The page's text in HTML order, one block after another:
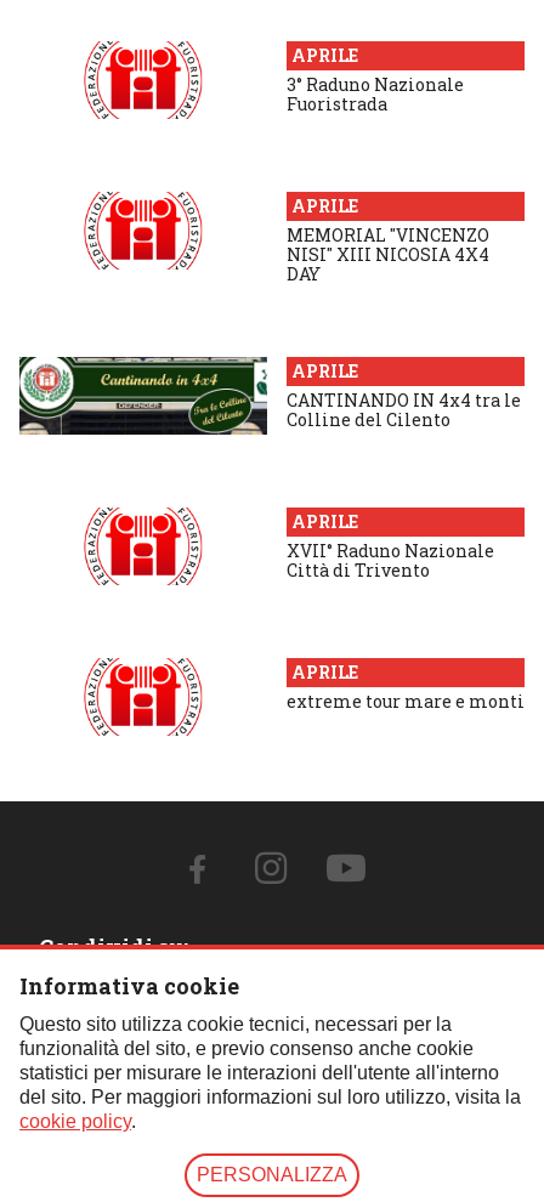
APRILE
3° Raduno Nazionale
Fuoristrada
APRILE
MEMORIAL "VINCENZO
NISI" XIII NICOSIA 4X4
DAY
APRILE
CANTINANDO IN 4x4 tra le
Colline del Cilento
APRILE
XVII° Raduno Nazionale
Città di Trivento
APRILE
extreme tour mare e monti
Condividi su:
Contattaci:
Tel.:059 451621- Cell.:+39 348 850 0110- Email:
segreteria@fif4x4.it
Clicca qui per tutti i contatti
© Copyright 2026 | Federazione Italiana Fuoristrada | P.iva
Informativa cookie
Questo sito utilizza cookie tecnici, necessari per la
funzionalità del sito, e previo consenso anche cookie
statistici per misurare le interazioni dell'utente all'interno
del sito. Per maggiori informazioni sul loro utilizzo, visita la
cookie policy.
PERSONALIZZA